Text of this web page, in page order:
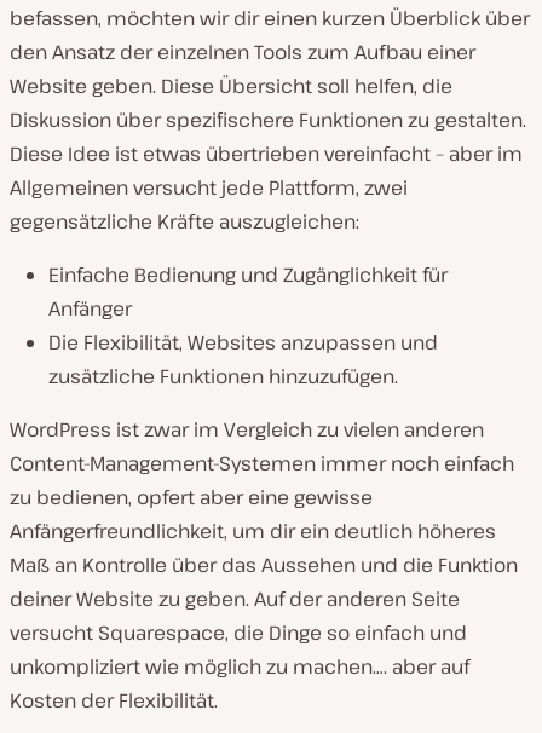
befassen, möchten wir dir einen kurzen Überblick über
den Ansatz der einzelnen Tools zum Aufbau einer
Website geben. Diese Übersicht soll helfen, die
Diskussion über spezifischere Funktionen zu gestalten.
Diese Idee ist etwas übertrieben vereinfacht – aber im
Allgemeinen versucht jede Plattform, zwei
gegensätzliche Kräfte auszugleichen:
Einfache Bedienung und Zugänglichkeit für
Anfänger
Die Flexibilität, Websites anzupassen und
zusätzliche Funktionen hinzuzufügen.
WordPress ist zwar im Vergleich zu vielen anderen
Content-Management-Systemen immer noch einfach
zu bedienen, opfert aber eine gewisse
Anfängerfreundlichkeit, um dir ein deutlich höheres
Maß an Kontrolle über das Aussehen und die Funktion
deiner Website zu geben. Auf der anderen Seite
versucht Squarespace, die Dinge so einfach und
unkompliziert wie möglich zu machen…. aber auf
Kosten der Flexibilität.